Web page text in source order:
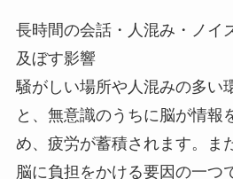
長時間の会話・人混み・ノイ
及ぼす影響
騒がしい場所や人混みの多い
と、無意識のうちに脳が情報
め、疲労が蓄積されます。ま
脳に負担をかける要因の一つ